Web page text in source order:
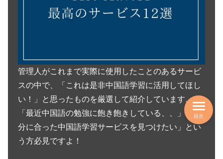
管理人がこれまで実際に使用したことのあるサービ
スの中で、「これは是非中国語学習に活用してほし
い！」と思ったものを厳選して紹介しています。
「最近中国語の勉強に飽き飽きしている、、」「自
分に合った中国語学習サービスを見つけたい」とい
う方必見ですよ！
目次